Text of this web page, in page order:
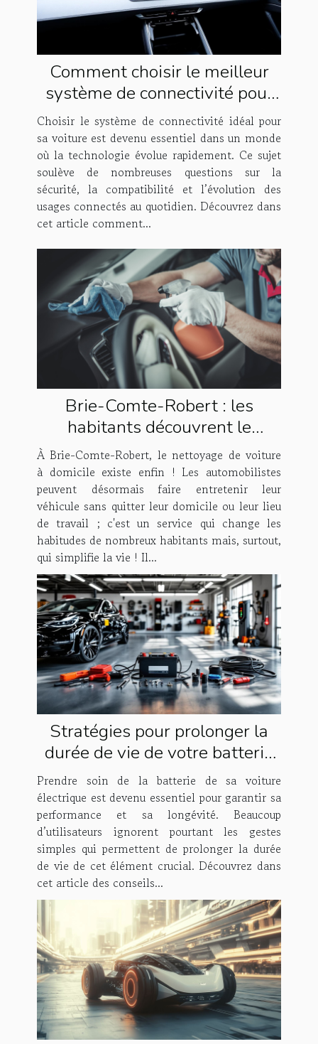
Comment choisir le meilleur
système de connectivité pour
votre voiture ?
Choisir le système de connectivité idéal pour
sa voiture est devenu essentiel dans un monde
où la technologie évolue rapidement. Ce sujet
soulève de nombreuses questions sur la
sécurité, la compatibilité et l’évolution des
usages connectés au quotidien. Découvrez dans
cet article comment...
Brie-Comte-Robert : les
habitants découvrent le
nettoyage de voiture à domicile
!
À Brie-Comte-Robert, le nettoyage de voiture
à domicile existe enfin ! Les automobilistes
peuvent désormais faire entretenir leur
véhicule sans quitter leur domicile ou leur lieu
de travail ; c'est un service qui change les
habitudes de nombreux habitants mais, surtout,
qui simplifie la vie ! Il...
Stratégies pour prolonger la
durée de vie de votre batterie
de voiture électrique
Prendre soin de la batterie de sa voiture
électrique est devenu essentiel pour garantir sa
performance et sa longévité. Beaucoup
d’utilisateurs ignorent pourtant les gestes
simples qui permettent de prolonger la durée
de vie de cet élément crucial. Découvrez dans
cet article des conseils...